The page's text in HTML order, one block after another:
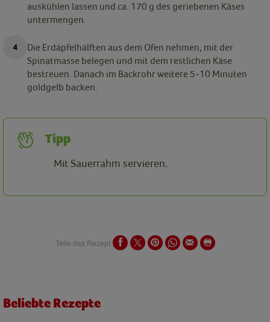
auskühlen lassen und ca. 170 g des geriebenen Käses
untermengen.
Die Erdäpfelhälften aus dem Ofen nehmen, mit der
Spinatmasse belegen und mit dem restlichen Käse
bestreuen. Danach im Backrohr weitere 5-10 Minuten
goldgelb backen.
Tipp
Mit Sauerrahm servieren.
Teile das Rezept
Beliebte Rezepte